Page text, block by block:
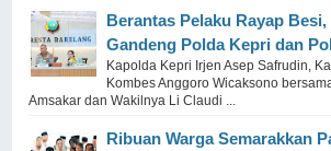
Berantas Pelaku Rayap
Gandeng Polda Kepri dan
Kapolda Kepri Irjen Asep Safrudin,
Kombes Anggoro Wicaksono
Amsakar dan Wakilnya Li Claudi ...
Ribuan Warga Semarakkan